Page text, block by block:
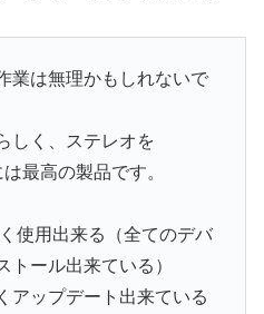
業は無理かもしれないで
しく、ステレオを
最高の製品です。
使用出来る（全てのデバ
トール出来ている）
アップデート出来ている